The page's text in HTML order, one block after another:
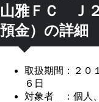
山雅ＦＣ Ｊ
預金）の詳細
取扱期間：２０
６日
対象者 ：個人